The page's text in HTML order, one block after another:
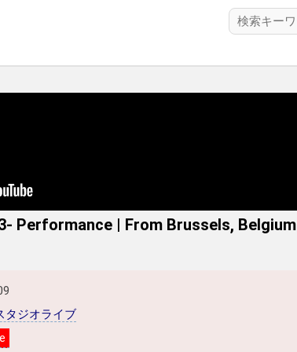
Performance | From Brussels, Belgium
タジオライブ